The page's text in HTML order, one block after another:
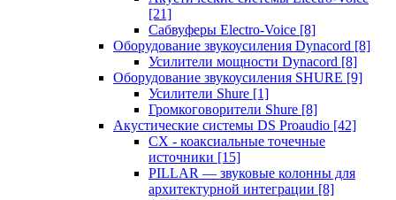
[21]
Сабвуферы Electro-Voice [8]
Оборудование звукоусиления Dynacord [8]
Усилители мощности Dynacord [8]
Оборудование звукоусиления SHURE [9]
Усилители Shure [1]
Громкоговорители Shure [8]
Акустические системы DS Proaudio [42]
CX - коаксиальные точечные
источники [15]
PILLAR — звуковые колонны для
архитектурной интеграции [8]